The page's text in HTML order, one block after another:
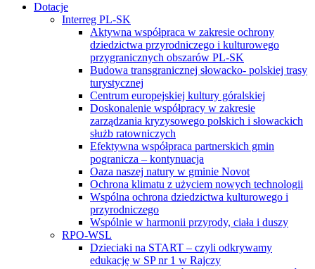
Dotacje
Interreg PL-SK
Aktywna współpraca w zakresie ochrony
dziedzictwa przyrodniczego i kulturowego
przygranicznych obszarów PL-SK
Budowa transgranicznej słowacko- polskiej trasy
turystycznej
Centrum europejskiej kultury góralskiej
Doskonalenie współpracy w zakresie
zarządzania kryzysowego polskich i słowackich
służb ratowniczych
Efektywna współpraca partnerskich gmin
pogranicza – kontynuacja
Oaza naszej natury w gminie Novot
Ochrona klimatu z użyciem nowych technologii
Wspólna ochrona dziedzictwa kulturowego i
przyrodniczego
Wspólnie w harmonii przyrody, ciała i duszy
RPO-WSL
Dzieciaki na START – czyli odkrywamy
edukację w SP nr 1 w Rajczy